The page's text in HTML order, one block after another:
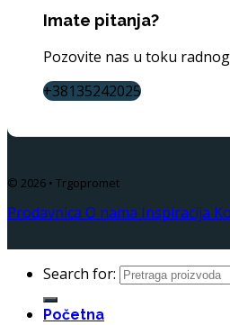
Imate pitanja?
Pozovite nas u toku
+38135242025
© 2026 • Trgopromet
Prodavnica O nama Inspiracija
Search for:
Početna